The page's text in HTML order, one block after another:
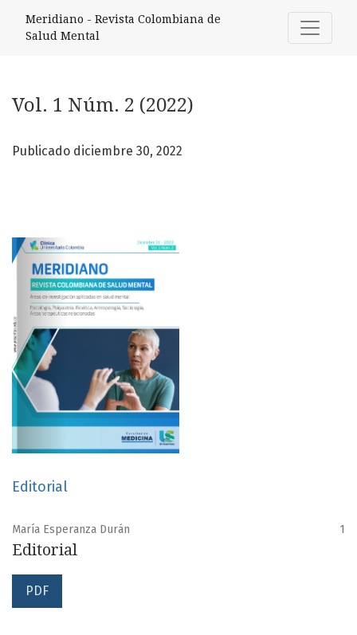
Meridiano - Revista Colombiana de
Salud Mental
Vol. 1 Núm. 2 (2022)
Publicado diciembre 30, 2022
Editorial
María Esperanza Durán 1
Editorial
PDF